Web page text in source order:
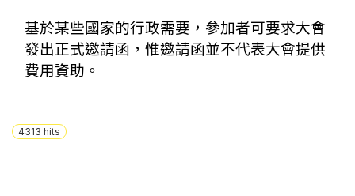
基於某些國家的行政需要，參加者可要求大會
發出正式邀請函，惟邀請函並不代表大會提供
費用資助。
4313 hits